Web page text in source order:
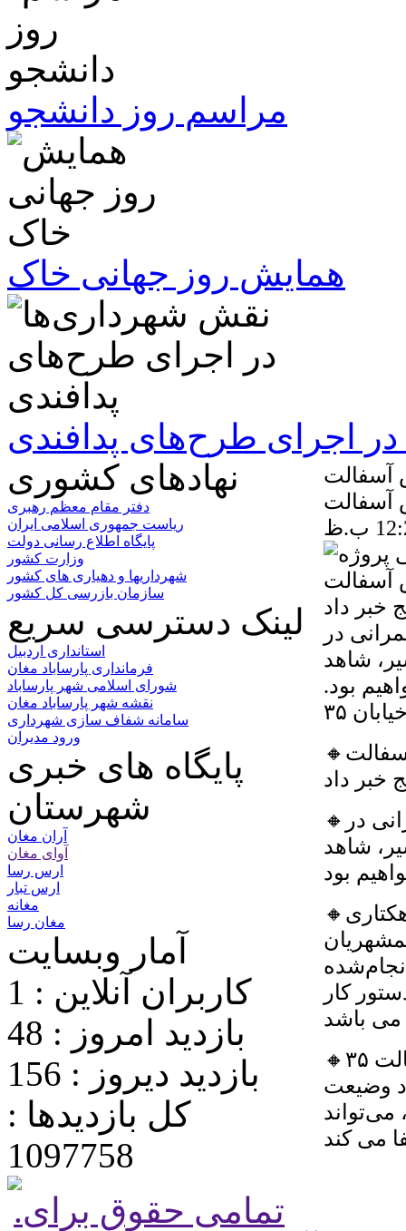
مراسم روز دانشجو
همایش روز جهانی خاک
اجرای طرح‌های پدافندی
آسفالت
آسفالت
خبر داد
در
شاهد
بود.
🔸️شهردار پارس آباد از شروع عملیات اجرایی روکش آسفالت
خبر داد
🔸️وی ضمن اعلام این خبر گفت : با شروع عملیات عمرانی در
شاهد
🔸️کریمی تاکید کرد: عملیات آسفالت ریزی خیابان ۳۵ هکتاری
کار
🔸️شهردار در ادامه گفت: طرح بازسازی و روکش آسفالت ۳۵
وضیعت
نهادهای کشوری
دفتر مقام معظم رهبری
ریاست جمهوری اسلامی ایران
پایگاه اطلاع رسانی دولت
وزارت کشور
شهرداریها و دهیاری های کشور
سازمان بازرسی کل کشور
لینک دسترسی سریع
استانداری اردبیل
فرمانداری پارساباد مغان
شورای اسلامی شهر پارساباد
نقشه شهر پارساباد مغان
سامانه شفاف سازی شهرداری
ورود مدیران
پایگاه های خبری
شهرستان
آران مغان
آوای مغان
ارس رسا
ارس تبار
مغانه
مغان رسا
آمار وبسایت
کاربران آنلاین : 1
بازدید امروز : 48
بازدید دیروز : 156
کل بازدیدها :
1097758
.تمامی حقوق برای